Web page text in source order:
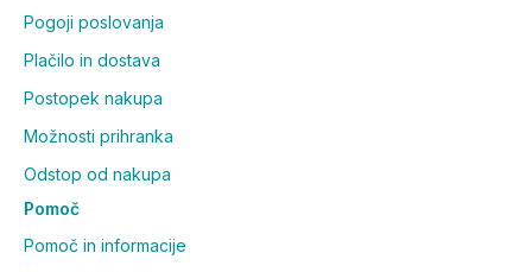
Pogoji poslovanja
Plačilo in dostava
Postopek nakupa
Možnosti prihranka
Odstop od nakupa
Pomoč
Pomoč in informacije